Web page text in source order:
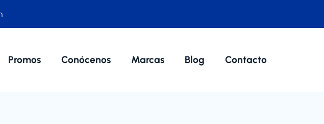
Promos Conócenos Marcas Blog Contacto